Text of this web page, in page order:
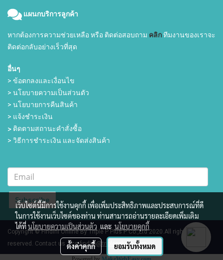
แผนกบริการลูกค้า
หากต้องการความช่วยเหลือ หรือ ติดต่อสอบถาม คลิกทีมงานของเราจะ
ติดต่อกลับอย่างเร็วที่สุด
อื่นๆ
> ข้อตกลงและเงื่อนไข
> นโยบายความเป็นส่วนตัว
> นโยบายการคืนสินค้า
> แจ้งชำระเงิน
> ติดตามสถานะคำสั่งซื้อ
> วิธีการชำระเงิน และจัดส่งสินค้า
Subscribe
Copyright © Findini Online By Triple P Plus P Co.,Ltd 2020.All rights
reserved. Contact us :cs-findini@triplepplusp.com
เว็บไซต์นี้มีการใช้งานคุกกี้ เพื่อเพิ่มประสิทธิภาพและประสบการณ์ที่ดี
ในการใช้งานเว็บไซต์ของท่าน ท่านสามารถอ่านรายละเอียดเพิ่มเติม
ได้ที่นโยบายความเป็นส่วนตัว และ นโยบายคุกกี้
ตั้งค่าคุกกี้ ยอมรับทั้งหมด